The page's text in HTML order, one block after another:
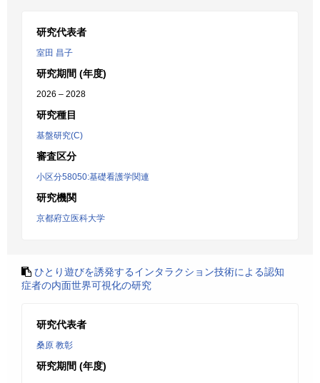
研究代表者
室田 昌子
研究期間 (年度)
2026 – 2028
研究種目
基盤研究(C)
審査区分
小区分58050:基礎看護学関連
研究機関
京都府立医科大学
ひとり遊びを誘発するインタラクション技術による認知
症者の内面世界可視化の研究
研究代表者
桑原 教彰
研究期間 (年度)